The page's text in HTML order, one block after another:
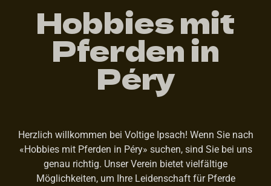
Hobbies mit
Pferden in
Péry
Herzlich willkommen bei Voltige Ipsach! Wenn Sie nach
«Hobbies mit Pferden in Péry» suchen, sind Sie bei uns
genau richtig. Unser Verein bietet vielfältige
Möglichkeiten, um Ihre Leidenschaft für Pferde